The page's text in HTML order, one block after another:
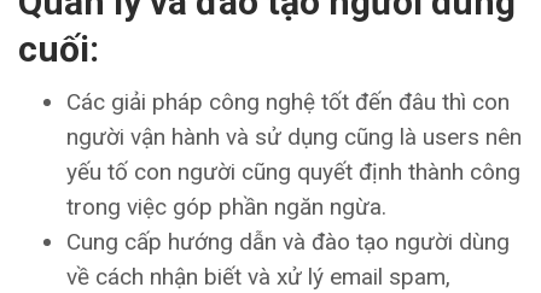
cuối:
Các giải pháp công nghệ tốt đến đâu thì con
người vận hành và sử dụng cũng là users nên
yếu tố con người cũng quyết định thành công
trong việc góp phần ngăn ngừa.
Cung cấp hướng dẫn và đào tạo người dùng
về cách nhận biết và xử lý email spam,